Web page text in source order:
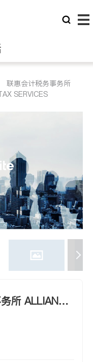
织
联惠会计税务事务所
SERVICES
所 ALLIANCE